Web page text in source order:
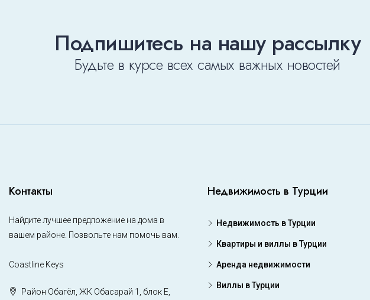
Подпишитесь на нашу рассылку
Будьте в курсе всех самых важных новостей
Контакты
Найдите лучшее предложение на дома в
вашем районе. Позвольте нам помочь вам.
Coastline Keys
Район Обагёл, ЖК Обасарай 1, блок Е,
Недвижимость в Турции
Недвижимость в Турции
Квартиры и виллы в Турции
Аренда недвижимости
Виллы в Турции